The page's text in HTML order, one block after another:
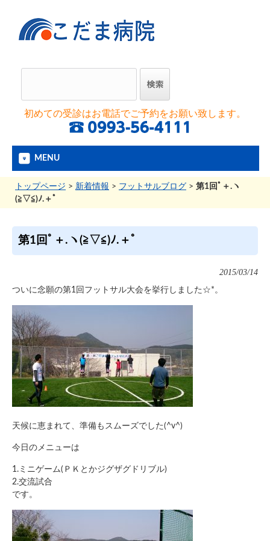
初めての受診はお電話でご予約をお願い致します。
MENU
トップページ > 新着情報 > フットサルブログ > 第1回ﾟ＋.ヽ
(≧▽≦)ﾉ.＋ﾟ
第1回ﾟ＋.ヽ(≧▽≦)ﾉ.＋ﾟ
2015/03/14
ついに念願の第1回フットサル大会を挙行しました☆*。
天候に恵まれて、準備もスムーズでした(^v^)
今日のメニューは
1.ミニゲーム(ＰＫとかジグザグドリブル)
2.交流試合
です。